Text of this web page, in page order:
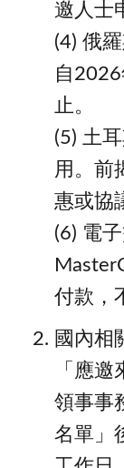
邀人士
(4) 俄
⾃
⽌。
(5) ⼟
⽤。前
惠或協
(6) 電
付款，
國內相
「應
領事事
名單」